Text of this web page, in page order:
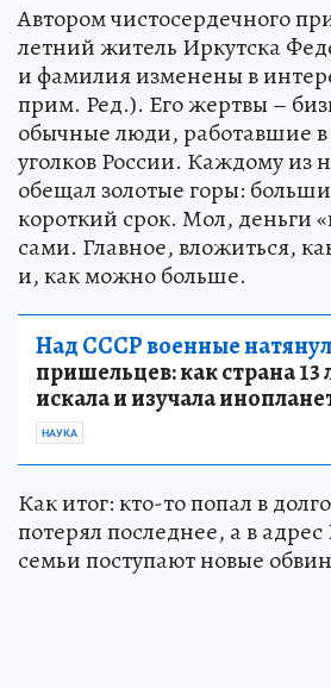
Автором чистосердечного
летний житель Иркутска
и фамилия изменены в
прим. Ред.). Его жертвы –
обычные люди, работавшие в
уголков России. Каждому из
обещал золотые горы:
короткий срок. Мол, деньги
сами. Главное, вложиться,
и, как можно больше.
Над СССР военные
пришельцев: как страна 13
искала и изучала
НАУКА
Как итог: кто-то попал в
потерял последнее, а в
семьи поступают новые